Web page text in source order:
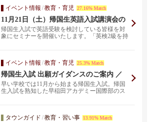
イベント情報 /教育・育児 27.16% Match
11月21日（土）帰国生英語入試講演会の
ご案内（早稲田アカデミーニューヨーク
校）
帰国生入試で英語受験を検討している皆様を対
象にセミナーを開催いたします。「英検2級を持
イベント情報 /教育・育児 25.3% Match
帰国生入試 出願ガイダンスのご案内 ／
早稲田アカデミー
早い学校では11月から始まる帰国生入試。帰国
生入試を熟知した早稲田アカデミー国際部のス
タウンガイド /教育・習い事 13.91% Match